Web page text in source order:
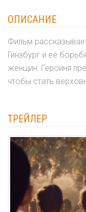
ОПИСАНИЕ
Фильм
Гинзбург и её
женщин. Героиня
чтобы стать
ТРЕЙЛЕР